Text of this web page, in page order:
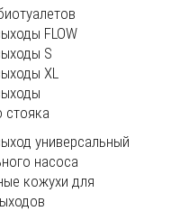
FLOW
S
XL
стояка
универсальный
насоса
кожухи для